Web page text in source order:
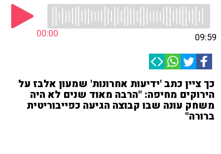
00:00 09:59
כך ציין כתב 'ידיעות אחרונות' שמעון אלבז על
הירוקים מחיפה: "הרבה מאוד שנים לא היה
משחק עונה שבו קבוצה הגיעה כפייבוריטית
ברורה"